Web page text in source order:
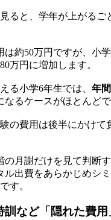
ると、学年が上がるご
は約50万円ですが、小
万円に増加します。
る小学6年生では、 年
なるケースがほとんどで
の費用は後半にかけて
の月謝だけを見て判断
ル出費をあらかじめシ
す。
訓など「隠れた費